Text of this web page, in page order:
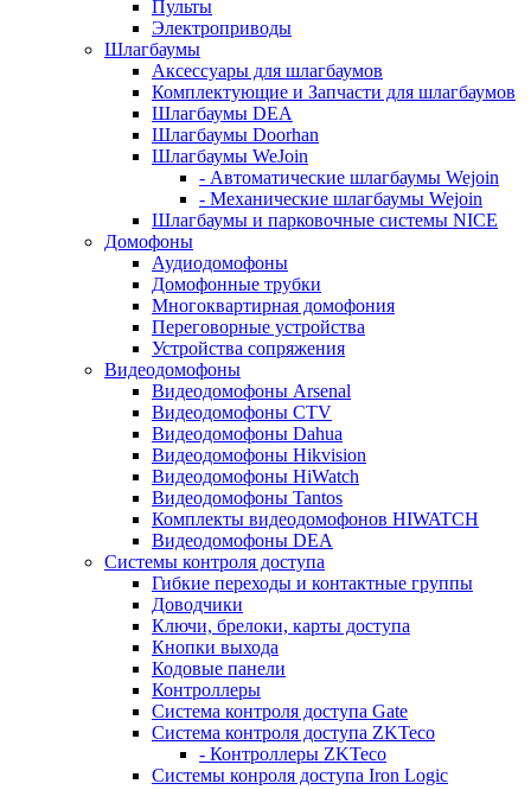
Пульты
Электроприводы
Шлагбаумы
Аксессуары для шлагбаумов
Комплектующие и Запчасти для шлагбаумов
Шлагбаумы DEA
Шлагбаумы Doorhan
Шлагбаумы WeJoin
- Автоматические шлагбаумы Wejoin
- Механические шлагбаумы Wejoin
Шлагбаумы и парковочные системы NICE
Домофоны
Аудиодомофоны
Домофонные трубки
Многоквартирная домофония
Переговорные устройства
Устройства сопряжения
Видеодомофоны
Видеодомофоны Arsenal
Видеодомофоны CTV
Видеодомофоны Dahua
Видеодомофоны Hikvision
Видеодомофоны HiWatch
Видеодомофоны Tantos
Комплекты видеодомофонов HIWATCH
Видеодомофоны DEA
Системы контроля доступа
Гибкие переходы и контактные группы
Доводчики
Ключи, брелоки, карты доступа
Кнопки выхода
Кодовые панели
Контроллеры
Система контроля доступа Gate
Система контроля доступа ZKTeco
- Контроллеры ZKTeco
Системы конроля доступа Iron Logic